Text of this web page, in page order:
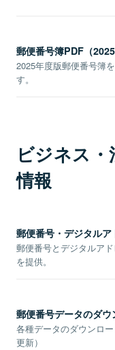
郵便番号簿PDF（2025
2025年度版郵便番号簿
す。
ビジネス
情報
郵便番号・デジタルア
郵便番号とデジタルア
を提供。
郵便番号データのダウ
各種データのダウンロ
更新）